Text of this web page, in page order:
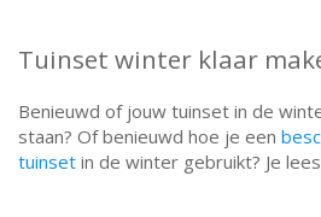
Tuinset winter klaar
Benieuwd of jouw tuinset in de
staan? Of benieuwd hoe je een
tuinset in de winter gebruikt? Je